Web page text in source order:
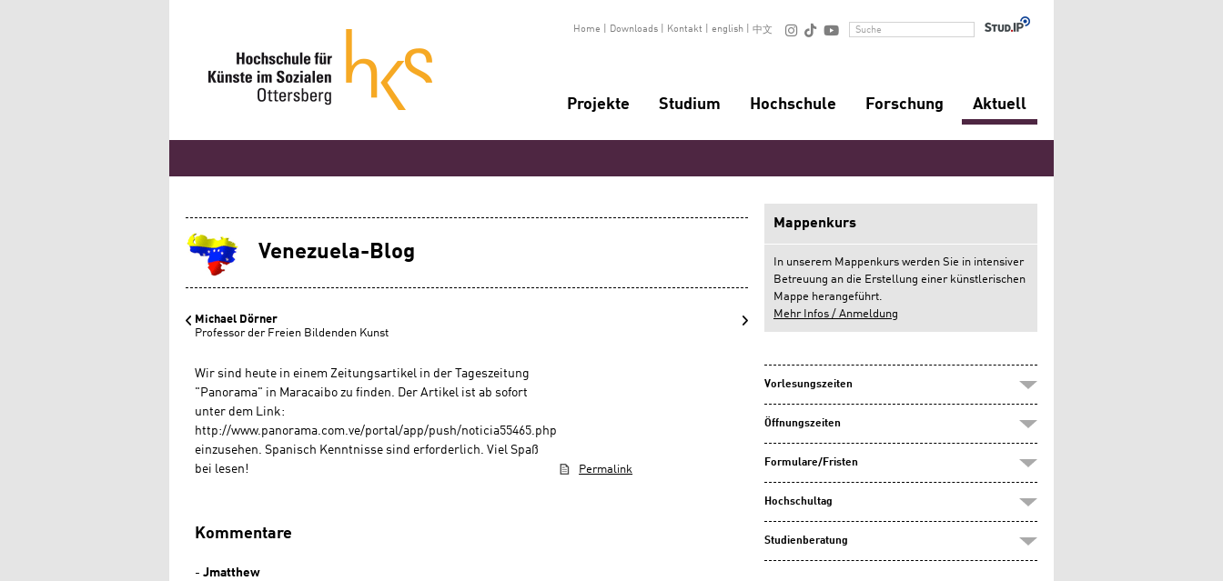
Home Downloads Kontakt english 中文    Suche
Projekte Studium Hochschule Forschung Aktuell
Venezuela-Blog
Michael Dörner
Professor der Freien Bildenden Kunst
Wir sind heute in einem Zeitungsartikel in der Tageszeitung
"Panorama" in Maracaibo zu finden. Der Artikel ist ab sofort
unter dem Link:
http://www.panorama.com.ve/portal/app/push/noticia55465.php
einzusehen. Spanisch Kenntnisse sind erforderlich. Viel Spaß
bei lesen!
Permalink
Kommentare
- Jmatthew
Mappenkurs
In unserem Mappenkurs werden Sie in intensiver
Betreuung an die Erstellung einer künstlerischen
Mappe herangeführt.
Mehr Infos / Anmeldung
Vorlesungszeiten
Öffnungszeiten
Formulare/Fristen
Hochschultag
Studienberatung